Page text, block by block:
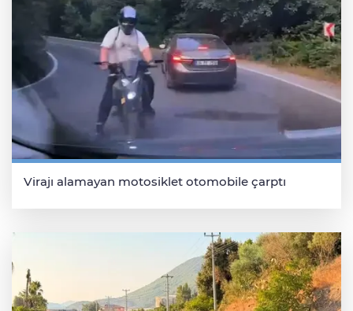
Virajı alamayan motosiklet otomobile çarptı